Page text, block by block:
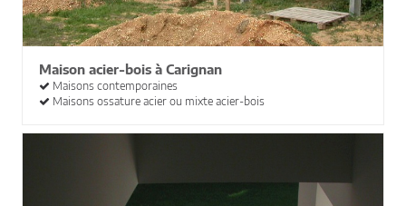
Maison acier-bois à Carignan
Maisons contemporaines
Maisons ossature acier ou mixte acier-bois